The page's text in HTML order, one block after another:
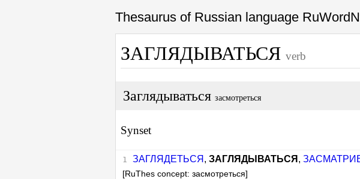
Thesaurus of Russian language
ЗАГЛЯДЫВАТЬСЯ verb
Заглядываться засмотреться
Synset
ЗАГЛЯДЕТЬСЯ , ЗАГЛЯДЫВАТЬСЯ ,
[RuThes concept: засмотреться]